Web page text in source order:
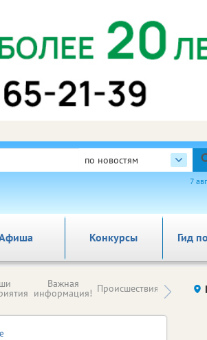
по новостям
7
Гид
Конкурсы
Важная
информация! Происшествия